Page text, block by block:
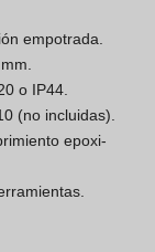
empotrada.
o IP44.
(no incluidas).
epoxi-